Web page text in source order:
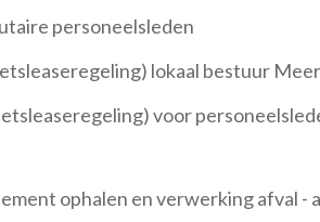
personeelsleden
lokaal bestuur
voor
ophalen en verwerking afval -